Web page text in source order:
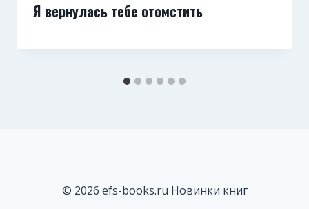
Я вернулась тебе отомстить
© 2026 efs-books.ru Новинки книг